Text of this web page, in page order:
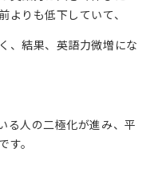
りも低下していて、
、結果、英語力微増にな
る人の二極化が進み、平
。